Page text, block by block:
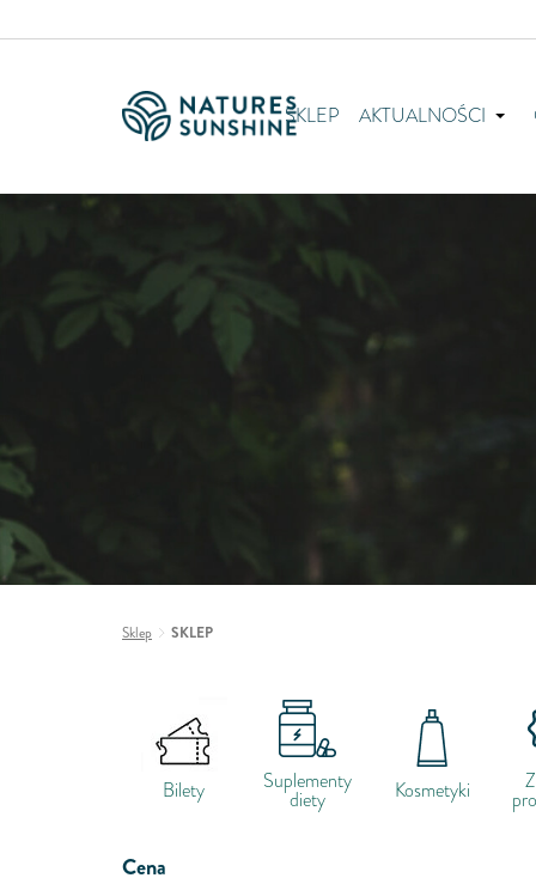
SKLEP AKTUALNOŚCI
Sklep SKLEP
Bilety Suplementy
diety Kosmetyki
Cena